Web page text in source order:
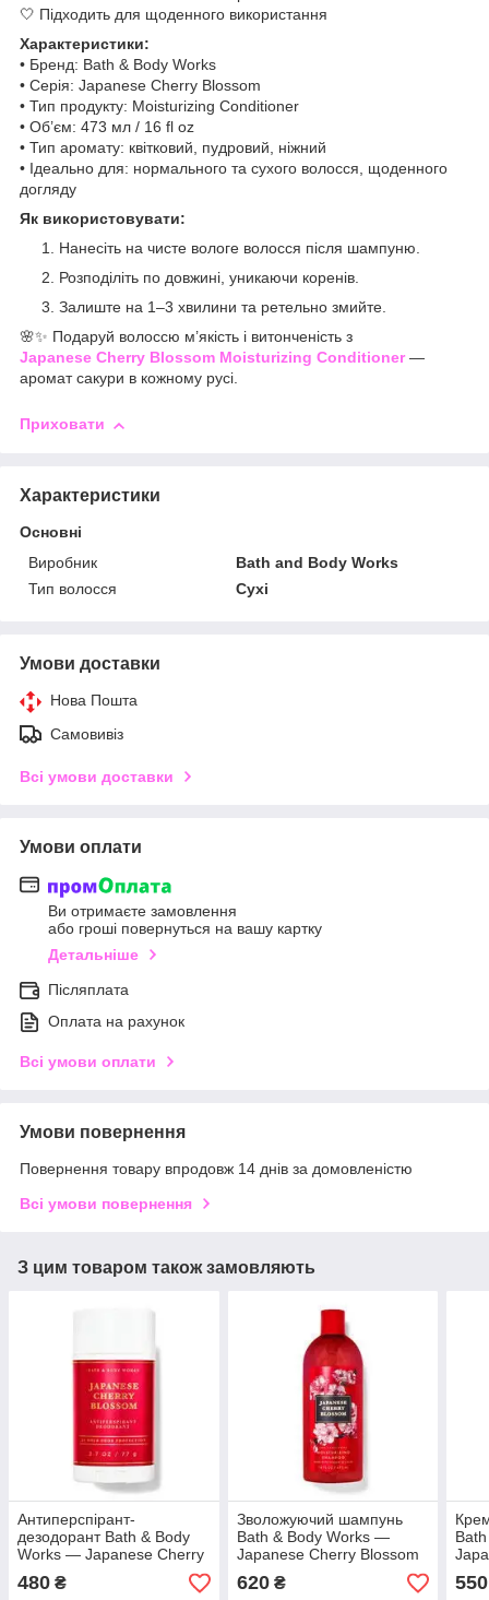
🤍 Підходить для щоденного використання
Характеристики:
• Бренд: Bath & Body Works
• Серія: Japanese Cherry Blossom
• Тип продукту: Moisturizing Conditioner
• Об’єм: 473 мл / 16 fl oz
• Тип аромату: квітковий, пудровий, ніжний
• Ідеально для: нормального та сухого волосся, щоденного
догляду
Як використовувати:
Нанесіть на чисте вологе волосся після шампуню.
Розподіліть по довжині, уникаючи коренів.
Залиште на 1–3 хвилини та ретельно змийте.
🌸✨ Подаруй волоссю м’якість і витонченість з
Japanese Cherry Blossom Moisturizing Conditioner—
аромат сакури в кожному русі.
Приховати
Характеристики
Основні
Виробник
Bath and Body Works
Тип волосся
Сухі
Умови доставки
Нова Пошта
Самовивіз
Всі умови доставки
Умови оплати
Ви отримаєте замовлення
або гроші повернуться на вашу картку
Детальніше
Післяплата
Оплата на рахунок
Всі умови оплати
Умови повернення
Повернення товару впродовж 14 днів за домовленістю
Всі умови повернення
З цим товаром також замовляють
Антиперспірант-
дезодорант Bath & Body
Works — Japanese Cherry
Blossom Antiperspirant
Deodorant / 77 г
480 ₴
Зволожуючий шампунь
Bath & Body Works —
Japanese Cherry Blossom
Moisturizing Shampoo /
473 мл
620₴
295
550